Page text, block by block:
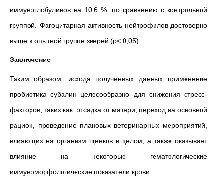
иммуноглобулинов на 10,6 %. по сравнению с контрольной
группой. Фагоцитарная активность нейтрофилов достоверно
выше в опытной группе зверей (p< 0,05).
Заключение
Таким образом, исходя полученных данных применение
пробиотика субалин целесообразно для снижения стресс-
факторов, таких как: отсадка от матери, переход на основной
рацион, проведение плановых ветеринарных мероприятий,
влияющих на организм щенков в целом, а также оказывает
влияние на некоторые гематологические
иммуноморфологические показатели крови.